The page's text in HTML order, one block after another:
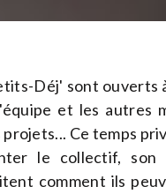
Déj' sont ouverts
et les autres
Ce temps
le collectif, son
comment ils